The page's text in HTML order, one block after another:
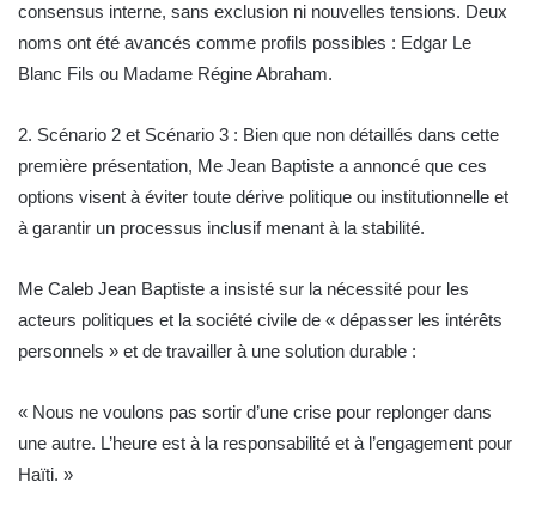
consensus interne, sans exclusion ni nouvelles tensions. Deux
noms ont été avancés comme profils possibles : Edgar Le
Blanc Fils ou Madame Régine Abraham.
2. Scénario 2 et Scénario 3 : Bien que non détaillés dans cette
première présentation, Me Jean Baptiste a annoncé que ces
options visent à éviter toute dérive politique ou institutionnelle et
à garantir un processus inclusif menant à la stabilité.
Me Caleb Jean Baptiste a insisté sur la nécessité pour les
acteurs politiques et la société civile de « dépasser les intérêts
personnels » et de travailler à une solution durable :
« Nous ne voulons pas sortir d’une crise pour replonger dans
une autre. L’heure est à la responsabilité et à l’engagement pour
Haïti. »